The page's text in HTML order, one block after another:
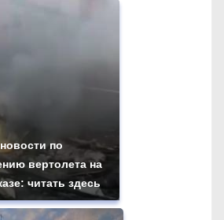
по
вертолета на
читать здесь